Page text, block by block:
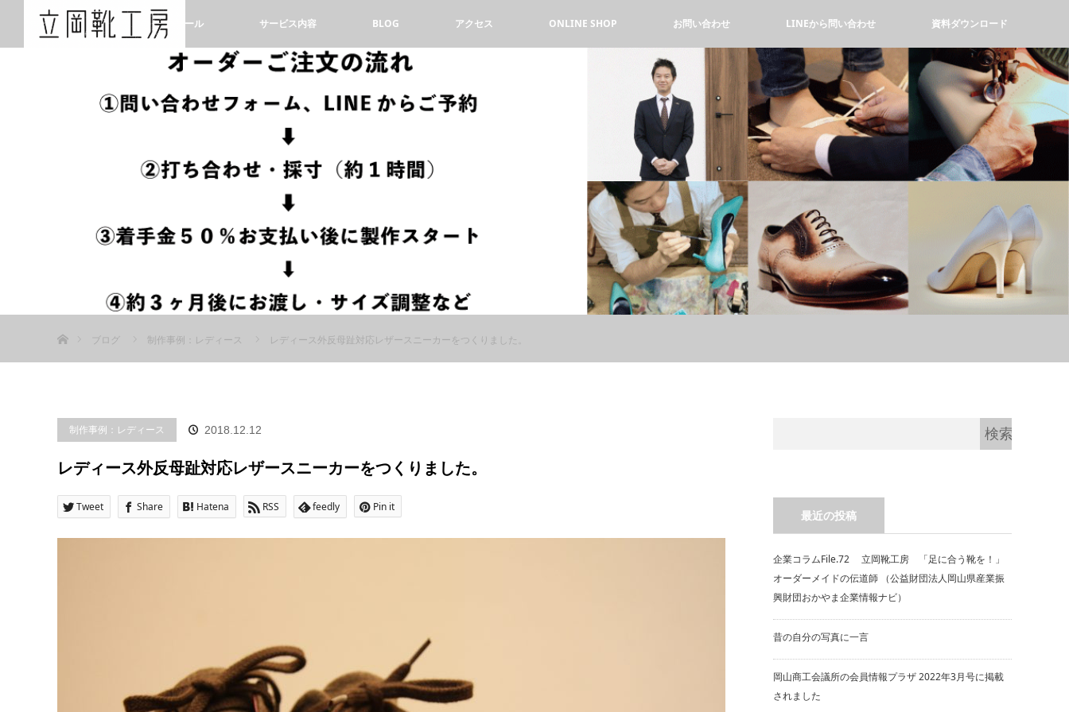
ホーム プロフィール サービス内容 BLOG アクセス ONLINE SHOP お問い合わせ LINEから問い合わせ 資料ダウンロード
ブログ
制作事例：レディース レディース外反母趾対応レザースニーカーをつくりました。
制作事例：レディース 2018.12.12
レディース外反母趾対応レザースニーカーをつくりました。
Tweet Share Hatena RSS feedly Pin it
最近の投稿
企業コラムFile.72 立岡靴工房 「足に合う靴を！」
オーダーメイドの伝道師 （公益財団法人岡山県産業振
興財団おかやま企業情報ナビ）
昔の自分の写真に一言
岡山商工会議所の会員情報プラザ 2022年3月号に掲載
されました